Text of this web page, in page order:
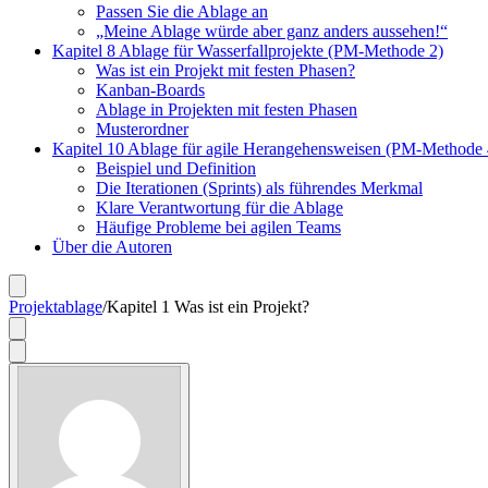
Passen Sie die Ablage an
„Meine Ablage würde aber ganz anders aussehen!“
Kapitel 8 Ablage für Wasserfallprojekte (PM-Methode 2)
Was ist ein Projekt mit festen Phasen?
Kanban-Boards
Ablage in Projekten mit festen Phasen
Musterordner
Kapitel 10 Ablage für agile Herangehensweisen (PM-Methode
Beispiel und Definition
Die Iterationen (Sprints) als führendes Merkmal
Klare Verantwortung für die Ablage
Häufige Probleme bei agilen Teams
Über die Autoren
Projektablage/Kapitel 1 Was ist ein Projekt?